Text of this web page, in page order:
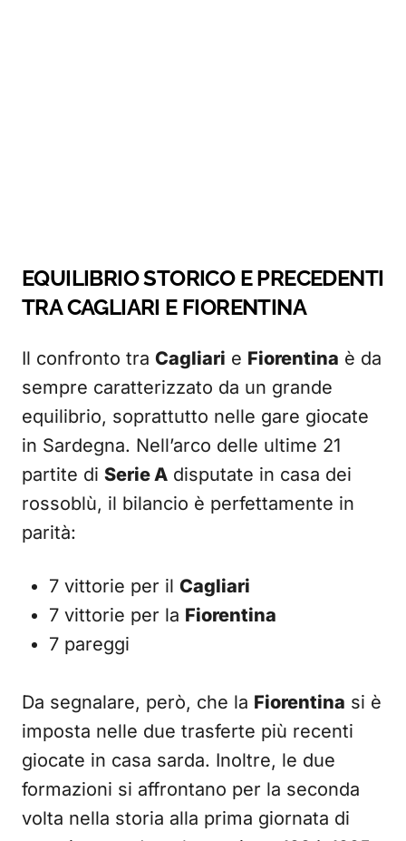
EQUILIBRIO STORICO E PRECEDENTI
TRA CAGLIARI E FIORENTINA
Il confronto tra Cagliari e Fiorentina è da
sempre caratterizzato da un grande
equilibrio, soprattutto nelle gare giocate
in Sardegna. Nell’arco delle ultime 21
partite di Serie A disputate in casa dei
rossoblù, il bilancio è perfettamente in
parità:
7 vittorie per il Cagliari
7 vittorie per la Fiorentina
7 pareggi
Da segnalare, però, che la Fiorentina si è
imposta nelle due trasferte più recenti
giocate in casa sarda. Inoltre, le due
formazioni si affrontano per la seconda
volta nella storia alla prima giornata di